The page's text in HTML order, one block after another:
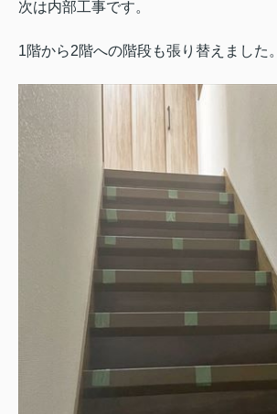
次は内部工事です。
1階から2階への階段も張り替えました。